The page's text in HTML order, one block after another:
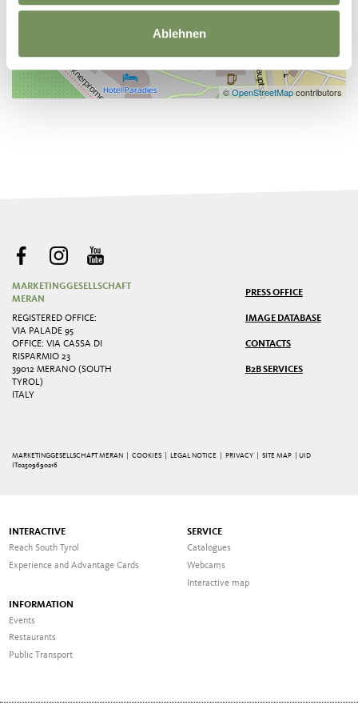
Ablehnen
©OpenStreetMapcontributors
MARKETINGGESELLSCHAFT
MERAN
REGISTERED OFFICE:
VIA PALADE 95
OFFICE: VIA CASSA DI
RISPARMIO 23
39012 MERANO (SOUTH
TYROL)
ITALY
PRESS OFFICE
IMAGE DATABASE
CONTACTS
B2B SERVICES
MARKETINGGESELLSCHAFT MERAN | COOKIES LEGAL NOTICE PRIVACY |SITE MAP
| UID
IT02509690216
INTERACTIVE
Reach South Tyrol
Experience and Advantage Cards
SERVICE
Catalogues
Webcams
Interactive map
INFORMATION
Events
Restaurants
Public Transport